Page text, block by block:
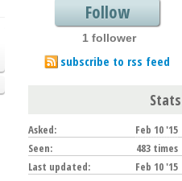
Follow
1 follower
subscribe to rss feed
Stats
Asked:
Feb 10 '15
Seen:
483 times
Last updated:
Feb 10 '15